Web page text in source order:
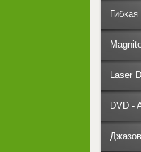
Laser
DVD -